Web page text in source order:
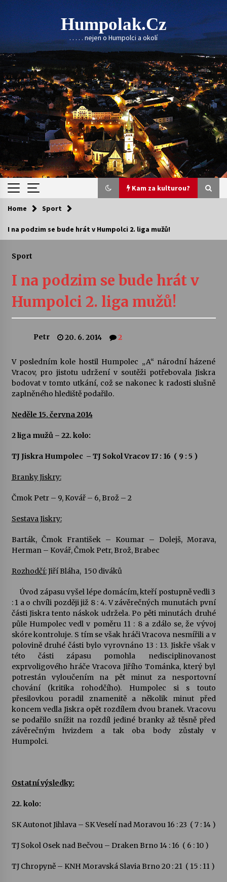
Skip
to
content
Humpolak.cz
. . . . . nejen o Humpolci a okolí
Kam za kulturou?
Kam za kulturou?
kapkou
Veselí muzikanti
Pozvánka na integrační festival Quijotova
šedesátka: 28. 7.–1. 8. 2026
Jenakaši
22. 7. 2026
Vysočinka
Ozvěny prázdnin
14. 7. 2026
Za kulturou kousek za Humpolec. V Želivě ožije
odkaz Josefa Čapka
13. 7. 2026
Varhanní recitál Michala Novenka v Klášteře
Želiv
3. 7. 2026
Home Sport
I na podzim se bude hrát v Humpolci 2. liga mužů!
Sport
I na podzim se bude hrát v
Humpolci 2. liga mužů!
Petr 20. 6. 2014 2
V posledním kole hostil Humpolec „A“ národní házené
Vracov, pro jistotu udržení v soutěži potřebovala Jiskra
bodovat v tomto utkání, což se nakonec k radosti slušně
zaplněného hlediště podařilo.
Neděle 15. června 2014
2 liga mužů – 22. kolo:
TJ Jiskra Humpolec – TJ Sokol Vracov 17 : 16 ( 9 : 5 )
Branky Jiskry:
Čmok Petr – 9, Kovář – 6, Brož – 2
Sestava Jiskry:
Barták, Čmok František – Koumar – Dolejš, Morava,
Herman – Kovář, Čmok Petr, Brož, Brabec
Rozhodčí:Jiří Bláha, 150 diváků
Úvod zápasu vyšel lépe domácím, kteří postupně vedli 3
: 1 a o chvíli později již 8 : 4. V závěrečných munutách pvní
části Jiskra tento náskok udržela. Po pěti minutách druhé
půle Humpolec vedl v poměru 11 : 8 a zdálo se, že vývoj
skóre kontroluje. S tím se však hráči Vracova nesmířili a v
polovině druhé části bylo vyrovnáno 13 : 13. Jiskře však v
této části zápasu pomohla nedisciplinovanost
exprvoligového hráče Vracova Jiřího Tománka, který byl
potrestán vyloučením na pět minut za nesportovní
chování (kritika rohodčího). Humpolec si s touto
přesilovkou poradil znamenitě a několik minut před
koncem vedla Jiskra opět rozdílem dvou branek. Vracovu
se podařilo snížit na rozdíl jediné branky až těsně před
závěrečným hvizdem a tak oba body zůstaly v
Humpolci.
Ostatní výsledky:
22. kolo:
SK Autonot Jihlava – SK Veselí nad Moravou 16 : 23 ( 7 : 14 )
TJ Sokol Osek nad Bečvou – Draken Brno 14 : 16 ( 6 : 10 )
TJ Chropyně – KNH Moravská Slavia Brno 20 : 21 ( 15 : 11 )